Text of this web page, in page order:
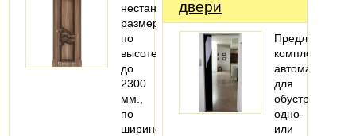
нестандартных
размеров
по
высоте
до
2300
мм.,
по
ширине
двери
Предлагаем
комплекты
автоматики
для
обустройства
одно-
или